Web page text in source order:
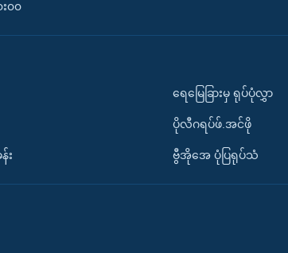
၀၀
း
ရေမြေခြားမှ ရုပ်ပုံလွှာ
ပိုလီဂရပ်ဖ်.အင်ဖို
ဗွီအိုအေ ပုံပြရုပ်သံ